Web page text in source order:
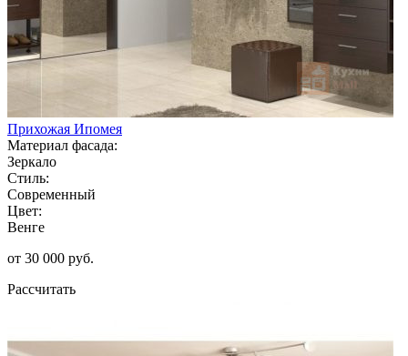
Прихожая Ипомея
Материал фасада:
Зеркало
Стиль:
Современный
Цвет:
Венге
от 30 000 руб.
Рассчитать